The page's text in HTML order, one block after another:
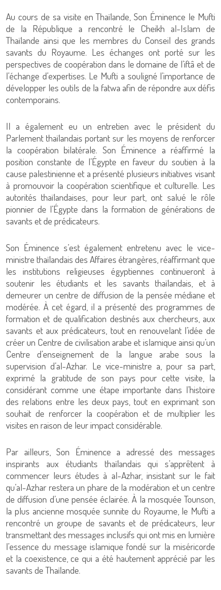
Au cours de sa visite en Thaïlande, Son Éminence le Mufti
de la République a rencontré le Cheikh al-Islam de
Thaïlande ainsi que les membres du Conseil des grands
savants du Royaume. Les échanges ont porté sur les
perspectives de coopération dans le domaine de l’iftâ et de
l’échange d’expertises. Le Mufti a souligné l’importance de
développer les outils de la fatwa afin de répondre aux défis
contemporains.
Il a également eu un entretien avec le président du
Parlement thaïlandais portant sur les moyens de renforcer
la coopération bilatérale. Son Éminence a réaffirmé la
position constante de l’Égypte en faveur du soutien à la
cause palestinienne et a présenté plusieurs initiatives visant
à promouvoir la coopération scientifique et culturelle. Les
autorités thaïlandaises, pour leur part, ont salué le rôle
pionnier de l’Égypte dans la formation de générations de
savants et de prédicateurs.
Son Éminence s’est également entretenu avec le vice-
ministre thaïlandais des Affaires étrangères, réaffirmant que
les institutions religieuses égyptiennes continueront à
soutenir les étudiants et les savants thaïlandais, et à
demeurer un centre de diffusion de la pensée médiane et
modérée. À cet égard, il a présenté des programmes de
formation et de qualification destinés aux chercheurs, aux
savants et aux prédicateurs, tout en renouvelant l’idée de
créer un Centre de civilisation arabe et islamique ainsi qu’un
Centre d’enseignement de la langue arabe sous la
supervision d’al-Azhar. Le vice-ministre a, pour sa part,
exprimé la gratitude de son pays pour cette visite, la
considérant comme une étape importante dans l’histoire
des relations entre les deux pays, tout en exprimant son
souhait de renforcer la coopération et de multiplier les
visites en raison de leur impact considérable.
Par ailleurs, Son Éminence a adressé des messages
inspirants aux étudiants thaïlandais qui s’apprêtent à
commencer leurs études à al-Azhar, insistant sur le fait
qu’al-Azhar restera un phare de la modération et un centre
de diffusion d’une pensée éclairée. À la mosquée Tounson,
la plus ancienne mosquée sunnite du Royaume, le Mufti a
rencontré un groupe de savants et de prédicateurs, leur
transmettant des messages inclusifs qui ont mis en lumière
l’essence du message islamique fondé sur la miséricorde
et la coexistence, ce qui a été hautement apprécié par les
savants de Thaïlande.